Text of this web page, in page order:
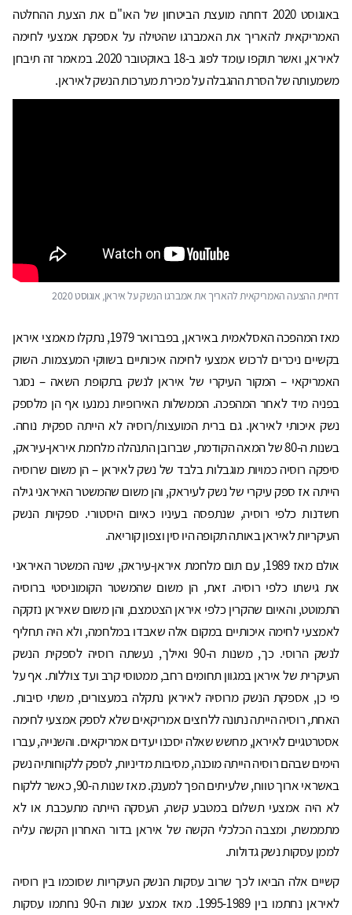
באוגוסט 2020 דחתה מועצת הביטחון של האו"ם את הצעת ההחלטה
האמריקאית להאריך את האמברגו שהטילה על אספקת אמצעי לחימה
לאיראן, ואשר תוקפו עומד לפוג ב-18 באוקטובר 2020. במאמר זה תיבחן
משמעותה של הסרת ההגבלה על מכירת מערכות הנשק לאיראן.
דחיית ההצעה האמריקאית להאריך את אמברגו הנשק על איראן, אוגוסט 2020
מאז המהפכה האסלאמית באיראן, בפברואר 1979, נתקלו מאמצי איראן
בקשיים ניכרים לרכוש אמצעי לחימה איכותיים בשווקי המעצמות. השוק
האמריקאי – המקור העיקרי של איראן לנשק בתקופת השאה – נסגר
בפניה מיד לאחר המהפכה. הממשלות האירופיות נמנעו אף הן מלספק
נשק איכותי לאיראן. גם ברית המועצות/רוסיה לא הייתה ספקית נוחה.
בשנות ה-80 של המאה הקודמת, שברובן התנהלה מלחמת איראן-עיראק,
סיפקה רוסיה כמויות מוגבלות בלבד של נשק לאיראן – הן משום שרוסיה
הייתה אז ספק עיקרי של נשק לעיראק, והן משום שהמשטר האיראני גילה
חשדנות כלפי רוסיה, שנתפסה בעיניו כאיום היסטורי. ספקיות הנשק
העיקריות לאיראן באותה תקופה היו סין וצפון קוריאה.
אולם מאז 1989, עם תום מלחמת איראן-עיראק, שינה המשטר האיראני
את גישתו כלפי רוסיה. זאת, הן משום שהמשטר הקומוניסטי ברוסיה
התמוטט, והאיום שהקרין כלפי איראן הצטמצם, והן משום שאיראן נזקקה
לאמצעי לחימה איכותיים במקום אלה שאבדו במלחמה, ולא היה תחליף
לנשק הרוסי. כך, משנות ה-90 ואילך, נעשתה רוסיה לספקית הנשק
העיקרית של איראן במגוון תחומים רחב, ממטוסי קרב ועד צוללות. אף על
פי כן, אספקת הנשק מרוסיה לאיראן נתקלה במעצורים, משתי סיבות.
האחת, רוסיה הייתה נתונה ללחצים אמריקאים שלא לספק אמצעי לחימה
אסטרטגיים לאיראן, מחשש שאלה יסכנו יעדים אמריקאים. והשנייה, עברו
הימים שבהם רוסיה הייתה מוכנה, מסיבות מדיניות, לספק ללקוחותיה נשק
באשראי ארוך טווח, שלעיתים הפך למענק. מאז שנות ה-90, כאשר ללקוח
לא היה אמצעי תשלום במטבע קשה, העסקה הייתה מתעכבת או לא
מתממשת, ומצבה הכלכלי הקשה של איראן בדור האחרון הקשה עליה
לממן עסקות נשק גדולות.
קשיים אלה הביאו לכך שרוב עסקות הנשק העיקריות שסוכמו בין רוסיה
לאיראן נחתמו בין 1995-1989. מאז אמצע שנות ה-90 נחתמו עסקות